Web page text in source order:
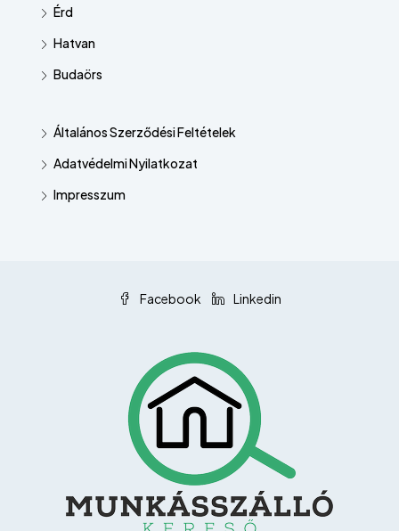
Érd
Hatvan
Budaörs
Általános Szerződési Feltételek
Adatvédelmi Nyilatkozat
Impresszum
Facebook Linkedin